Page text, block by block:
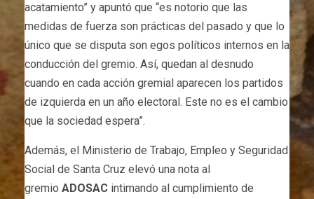
acatamiento” y apuntó que “es notorio que las
medidas de fuerza son prácticas del pasado y que lo
único que se disputa son egos políticos internos en la
conducción del gremio. Así, quedan al desnudo
cuando en cada acción gremial aparecen los partidos
de izquierda en un año electoral. Este no es el cambio
que la sociedad espera”.
Además, el Ministerio de Trabajo, Empleo y Seguridad
Social de Santa Cruz elevó una nota al
gremio ADOSAC intimando al cumplimiento de